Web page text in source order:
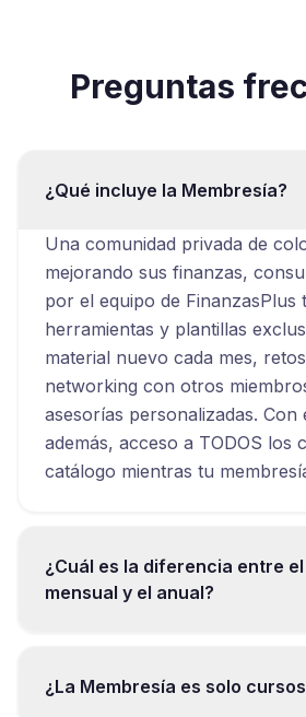
Preguntas
¿Qué incluye la Membresía?
Una comunidad privada de
mejorando sus finanzas,
por el equipo de FinanzasPlus
herramientas y plantillas
material nuevo cada mes,
networking con otros
asesorías personalizadas. Con
además, acceso a TODOS los
catálogo mientras tu
¿Cuál es la diferencia entre
mensual y el anual?
¿La Membresía es solo